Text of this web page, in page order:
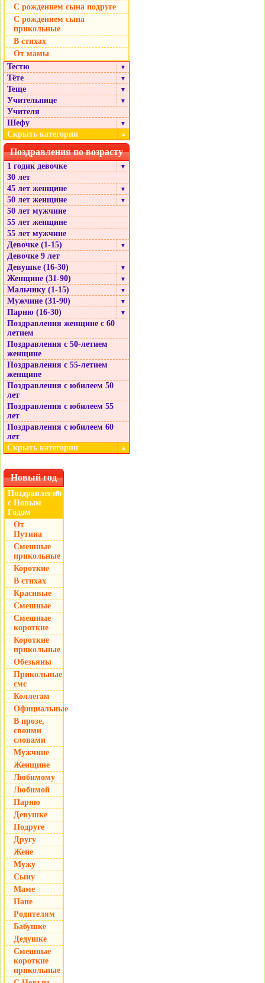
С рождением сына подруге
С рождением сына
прикольные
В стихах
От мамы
Тестю
▼
Тёте ▼
Теще ▼
Учительнице ▼
Учителя
Шефу
▼
Скрыть категории ▲
Поздравления по возрасту
1 годик девочке ▼
30 лет
45 лет женщине
▼
50 лет женщине ▼
50 лет мужчине
55 лет женщине
55 лет мужчине
Девочке (1-15)
▼
Девочке 9 лет
Девушке (16-30)
▼
Женщине (31-90) ▼
Мальчику (1-15) ▼
Мужчине (31-90) ▼
Парню (16-30) ▼
Поздравления женщине с 60
летием
Поздравления с 50-летием
женщине
Поздравления с 55-летием
женщине
Поздравления с юбилеем 50
лет
Поздравления с юбилеем 55
лет
Поздравления с юбилеем 60
лет
Скрыть категории
▲
Новый год
Поздравления
с Новым
Годом
▼
От
Путина
Смешные
прикольные
Короткие
В стихах
Красивые
Смешные
Смешные
короткие
Короткие
прикольные
Обезьяны
Прикольные
смс
Коллегам
Официальные
В прозе,
своими
словами
Мужчине
Женщине
Любимому
Любимой
Парню
Девушке
Подруге
Другу
Жене
Мужу
Сыну
Маме
Папе
Родителям
Бабушке
Дедушке
Смешные
короткие
прикольные